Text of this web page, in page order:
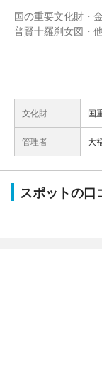
国の重要文化財・
普賢十羅刹女図・
文化財 国
管理者 大
スポットの口